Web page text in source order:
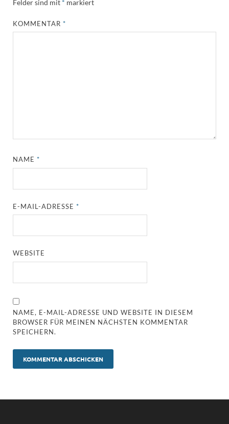
Felder sind mit * markiert
KOMMENTAR*
NAME*
E-MAIL-ADRESSE*
WEBSITE
NAME, E-MAIL-ADRESSE UND WEBSITE IN DIESEM
BROWSER FÜR MEINEN NÄCHSTEN KOMMENTAR
SPEICHERN.